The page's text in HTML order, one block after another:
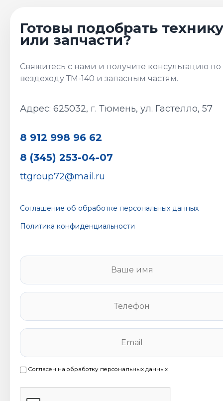
Адрес: 625032, г. Тюмень, ул. Гастелло, 57
8 912 998 96 62
8 (345) 253-04-07
ttgroup72@mail.ru
Соглашение об обработке персональных данных
Политика конфиденциальности
В
ш
е
м
я
Т
л
е
о
н
E
a
i
С
Согласен на обработку персональных данных